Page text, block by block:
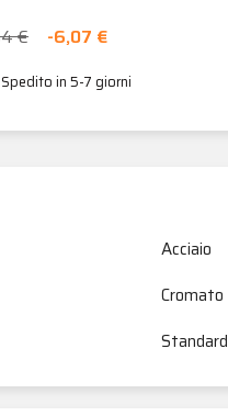
€ -6,07 €
Spedito in 5-7 giorni
Acciaio
Cromato
Standard